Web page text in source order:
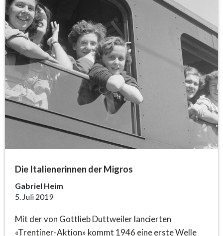
Die Italienerinnen der Migros
Gabriel Heim
5. Juli 2019
Mit der von Gottlieb Duttweiler lancierten
«Trentiner-Aktion» kommt 1946 eine erste Welle